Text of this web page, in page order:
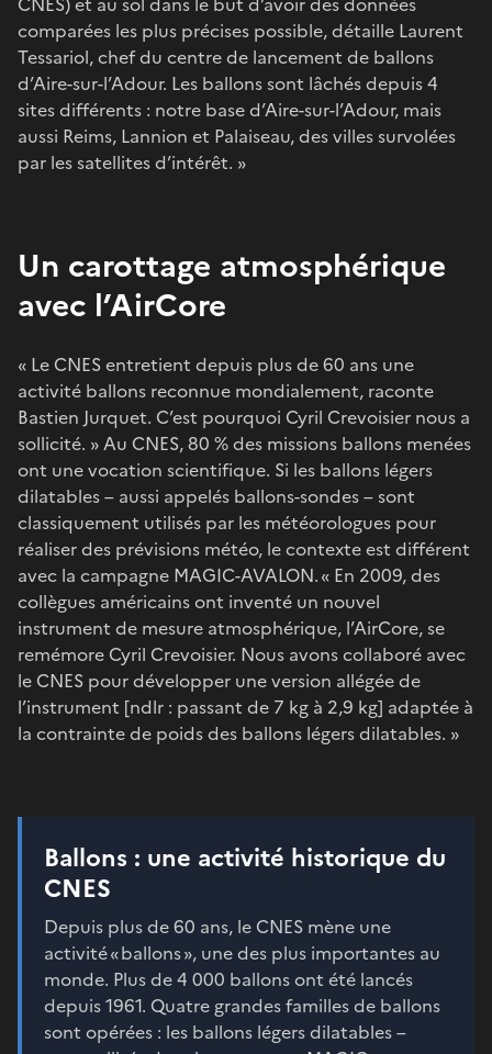
comparées les plus précises possible, détaille Laurent
Tessariol, chef du centre de lancement de ballons
d’Aire-sur-l’Adour. Les ballons sont lâchés depuis 4
sites différents : notre base d’Aire-sur-l’Adour, mais
aussi Reims, Lannion et Palaiseau, des villes survolées
par les satellites d’intérêt. »
Un carottage atmosphérique
avec l’AirCore
« Le CNES entretient depuis plus de 60 ans une
activité ballons reconnue mondialement, raconte
Bastien Jurquet. C’est pourquoi Cyril Crevoisier nous a
sollicité. » Au CNES, 80 % des missions ballons menées
ont une vocation scientifique. Si les ballons légers
dilatables – aussi appelés ballons-sondes – sont
classiquement utilisés par les météorologues pour
réaliser des prévisions météo, le contexte est différent
avec la campagne MAGIC-AVALON. « En 2009, des
collègues américains ont inventé un nouvel
instrument de mesure atmosphérique, l’AirCore, se
remémore Cyril Crevoisier. Nous avons collaboré avec
le CNES pour développer une version allégée de
l’instrument [ndlr : passant de 7 kg à 2,9 kg] adaptée à
la contrainte de poids des ballons légers dilatables. »
Ballons : une activité historique du
CNES
Depuis plus de 60 ans, le CNES mène une
activité « ballons », une des plus importantes au
monde. Plus de 4 000 ballons ont été lancés
depuis 1961. Quatre grandes familles de ballons
sont opérées : les ballons légers dilatables –